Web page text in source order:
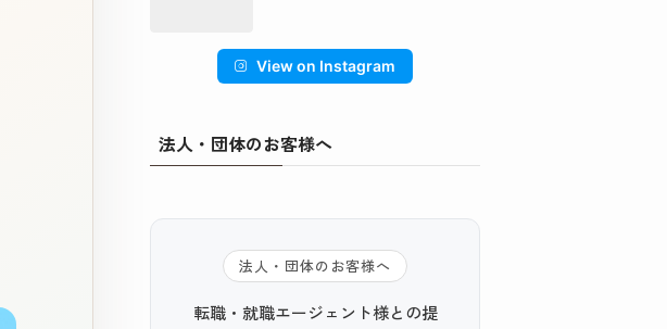
View on Instagram
法人・団体のお客様へ
法人・団体のお客様へ
転職・就職エージェント様との提